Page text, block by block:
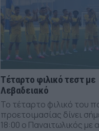
Τέταρτο φιλικό τεστ με
Λεβαδειακό
Το τέταρτο φιλικό του
προετοιμασίας δίνει
18:00 ο Παναιτωλικός με